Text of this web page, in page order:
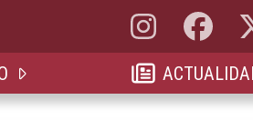
Instagram, abre en